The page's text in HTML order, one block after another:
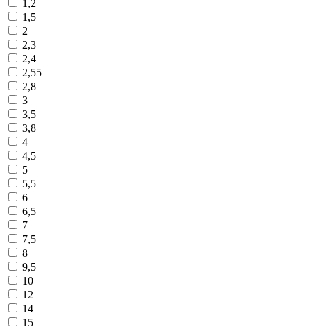
1,2
1,5
2
2,3
2,4
2,55
2,8
3
3,5
3,8
4
4,5
5
5,5
6
6,5
7
7,5
8
9,5
10
12
14
15